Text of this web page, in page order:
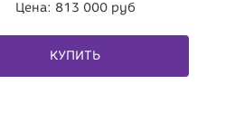
Цена: 813 000руб
КУПИТЬ